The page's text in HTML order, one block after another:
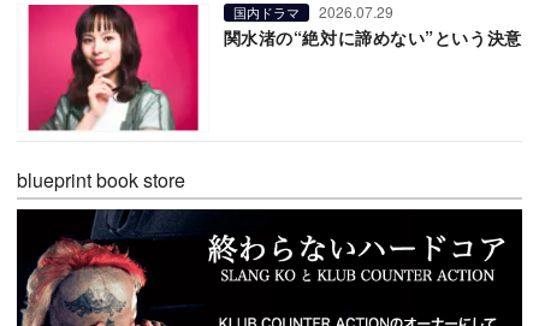
国内ドラマ 2026.07.29
関水渚の“絶対に諦めない”という決意
blueprint book store